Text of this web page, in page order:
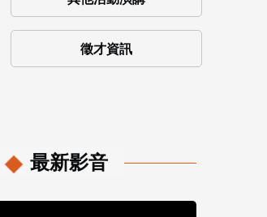
徵才資訊
最新影音